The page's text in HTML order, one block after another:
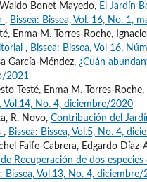
Bonet Mayedo, El Jardín
, Bissea: Bissea, Vol. 16, No. 1,
Enma M. Torres-Roche,
, Bissea: Bissea, Vol 16,
García-Méndez, ¿Cuán
2021
Testé, Enma M. Torres-Roche,
Vol.14, No. 4, diciembre/2020
R. Novo, Contribución del
, Bissea: Bissea, Vol.5, No. 4,
Faife-Cabrera, Edgardo
de Recuperación de dos
Bissea, Vol.13, No. 4, diciembre/